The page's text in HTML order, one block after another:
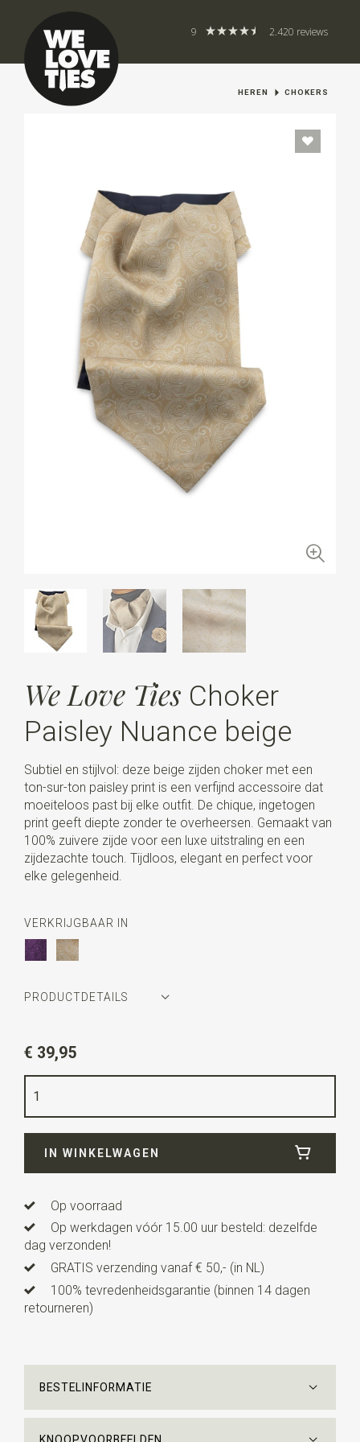
9 2.420 reviews
HEREN CHOKERS
We Love Ties Choker
Paisley Nuance beige
Subtiel en stijlvol: deze beige zijden choker met een
ton-sur-ton paisley print is een verfijnd accessoire dat
moeiteloos past bij elke outfit. De chique, ingetogen
print geeft diepte zonder te overheersen. Gemaakt van
100% zuivere zijde voor een luxe uitstraling en een
zijdezachte touch. Tijdloos, elegant en perfect voor
elke gelegenheid.
VERKRIJGBAAR IN
PRODUCTDETAILS
beige
Kwaliteit
Lengte84 cm
€ 39,95
IN WINKELWAGEN
Op voorraad
Op werkdagen vóór 15.00 uur besteld: dezelfde
dag verzonden!
GRATIS verzending vanaf € 50,- (in NL)
100% tevredenheidsgarantie (binnen 14 dagen
retourneren)
BESTELINFORMATIE